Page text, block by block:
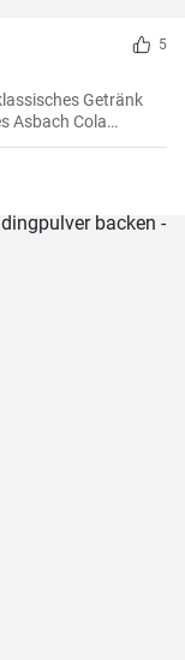
5
Getränk
Asbach Cola
sie es selber